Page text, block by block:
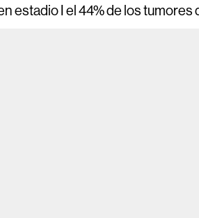
estadio I el 44% de los